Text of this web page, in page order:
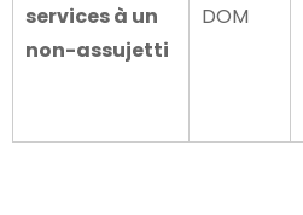
services à un
non-assujetti
DOM